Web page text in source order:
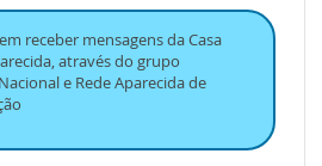
receber mensagens da Casa
através do grupo
e Rede Aparecida de